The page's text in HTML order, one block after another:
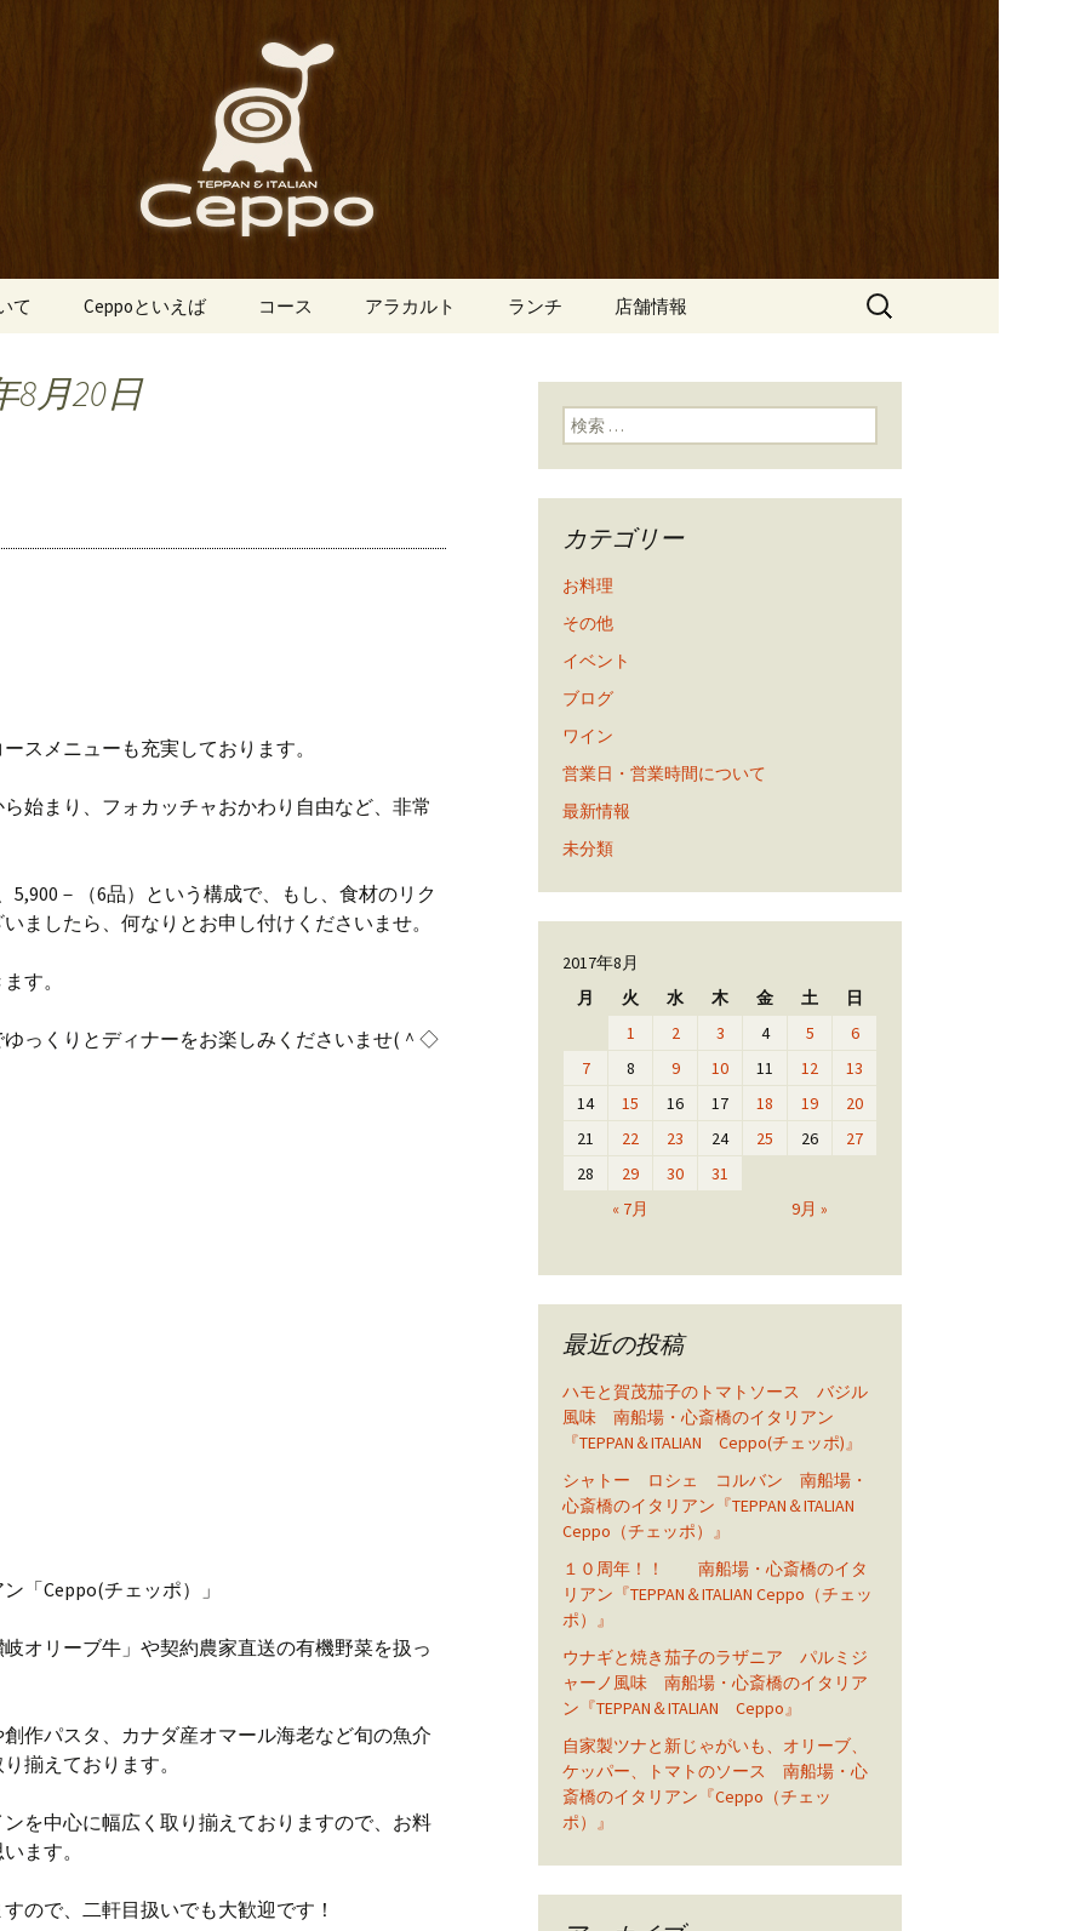
橋のイタリアン
ェッポ）」の公式ブログ
バルメニューも豊富にご用意。デートにも一人飲みのお客様にもぴった
て Ceppoといえば コース アラカルト ランチ 店舗情報
検
8月20日
スメニューも充実しております。
始まり、フォカッチャおかわり自由など、非常
5,900－（6品）という構成で、もし、食材のリク
ましたら、何なりとお申し付けくださいませ。
す。
っくりとディナーをお楽しみくださいませ(＾◇
「Ceppo(チェッポ）」
オリーブ牛」や契約農家直送の有機野菜を扱っ
作パスタ、カナダ産オマール海老など旬の魚介
揃えております。
を中心に幅広く取り揃えておりますので、お料
ます。
ので、二軒目扱いでも大歓迎です！
検索:
カテゴリー
お料理
その他
イベント
ブログ
ワイン
営業日・営業時間について
最新情報
未分類
2017年8月
月
火 水 木 金 土 日
« 7月 9月 »
1 2 3 4 5
6
7
8 9 10 11 12
13
14
15 16 17 18 19
20
21
22 23 24 25 26
27
28
29 30 31
最近の投稿
ハモと賀茂茄子のトマトソース バジル
風味 南船場・心斎橋のイタリアン
『TEPPAN＆ITALIAN Ceppo(チェッポ)』
シャトー ロシェ コルバン 南船場・
心斎橋のイタリアン『TEPPAN＆ITALIAN
Ceppo（チェッポ）』
１０周年！！ 南船場・心斎橋のイタ
リアン『TEPPAN＆ITALIAN Ceppo（チェッ
ポ）』
ウナギと焼き茄子のラザニア パルミジ
ャーノ風味 南船場・心斎橋のイタリア
ン『TEPPAN＆ITALIAN Ceppo』
自家製ツナと新じゃがいも、オリーブ、
ケッパー、トマトのソース 南船場・心
斎橋のイタリアン『Ceppo（チェッ
ポ）』